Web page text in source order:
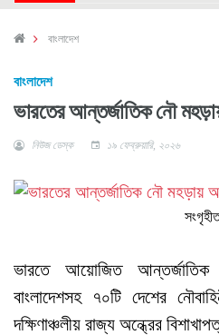
বাংলাদেশ
বাংলাদেশ
ভারতের আন্তর্জাতিক নৌ
নিউজ ডেস্ক ১৯ ফেব্রুয়ারি, ২০২৬
ভারতে আয়োজিত
বাংলাদেশসহ ৭০টি দেশের
দক্ষিণাঞ্চলীয় রাজ্য অন্ধ্রের